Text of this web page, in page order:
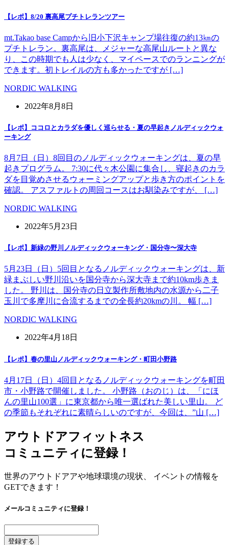
【レポ】8/20 裏高尾プチトレランツアー
mt.Takao base Campから旧小下沢キャンプ場往復の約13㎞の
プチトレラン。裏高尾は、メジャーな高尾山ルートと異な
り、この時期でも人は少なく、マイペースでのランニングが
できます。初トレイルの方も多かったですが […]
NORDIC WALKING
2022年8月8日
【レポ】ココロとカラダを優しく巡らせる・夏の早起きノルディックウォ
ーキング
8月7日（日）8回目のノルディックウォーキングは、夏の早
起きプログラム。 7:30に代々木公園に集合し、寝起きのカラ
ダを目覚めさせるウォーミングアップと歩き方のポイントを
確認。 アスファルトの周回コースはお馴染みですが、 […]
NORDIC WALKING
2022年5月23日
【レポ】新緑の野川ノルディックウォーキング・国分寺〜深大寺
5月23日（日）5回目となるノルディックウォーキングは、新
緑まぶしい野川沿いを国分寺から深大寺まで約10km歩きま
した。 野川は、国分寺の日立製作所敷地内の水源から二子
玉川で多摩川に合流するまでの全長約20kmの川。 幅 […]
NORDIC WALKING
2022年4月18日
【レポ】春の里山ノルディックウォーキング・町田小野路
4月17日（日）4回目となるノルディックウォーキングを町田
市・小野路で開催しました。 小野路（おのじ）は、「にほ
んの里山100選」に東京都から唯一選ばれた美しい里山。 ど
の季節もそれぞれに素晴らしいのですが、今回は、”山 […]
アウトドアフィットネス
コミュニティに登録！
世界のアウトドアアや地球環境の現状、 イベントの情報を
GETできます！
メールコミュニティに登録！